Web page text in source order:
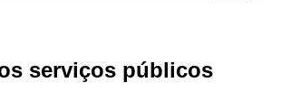
serviços públicos